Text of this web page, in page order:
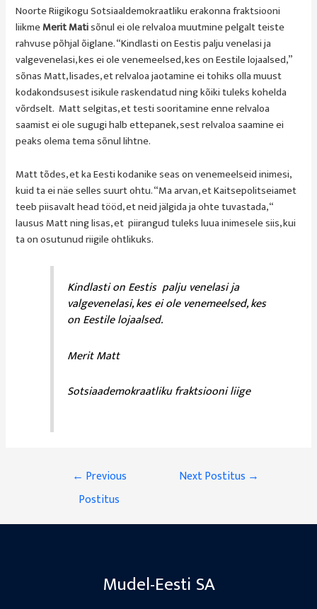
Noorte Riigikogu Sotsiaaldemokraatliku erakonna fraktsiooni
liikmeMerit Matisõnul ei ole relvaloa muutmine pelgalt teiste
rahvuse põhjal õiglane. “Kindlasti on Eestis palju venelasi ja
valgevenelasi, kes ei ole venemeelsed, kes on Eestile lojaalsed,”
sõnas Matt, lisades, et relvaloa jaotamine ei tohiks olla muust
kodakondsusest isikule raskendatud ning kõiki tuleks kohelda
võrdselt. Matt selgitas, et testi sooritamine enne relvaloa
saamist ei ole sugugi halb ettepanek, sest relvaloa saamine ei
peaks olema tema sõnul lihtne.
Matt tõdes, et ka Eesti kodanike seas on venemeelseid inimesi,
kuid ta ei näe selles suurt ohtu. “Ma arvan, et Kaitsepolitseiamet
teeb piisavalt head tööd, et neid jälgida ja ohte tuvastada, “
lausus Matt ning lisas, et piirangud tuleks luua inimesele siis, kui
ta on osutunud riigile ohtlikuks.
Kindlasti on Eestis palju venelasi ja
valgevenelasi, kes ei ole venemeelsed, kes
on Eestile lojaalsed.
Merit Matt
Sotsiaademokraatliku fraktsiooni liige
Navigeerimine
← Previous
Postitus
Next Postitus →
Mudel-Eesti SA